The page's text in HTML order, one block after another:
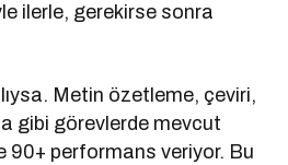
ilerle, gerekirse sonra
Metin özetleme, çeviri,
gibi görevlerde mevcut
90+ performans veriyor. Bu